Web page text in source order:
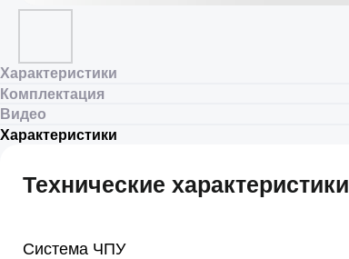
Характеристики
Комплектация
Видео
Характеристики
Технические характеристики
Система ЧПУ